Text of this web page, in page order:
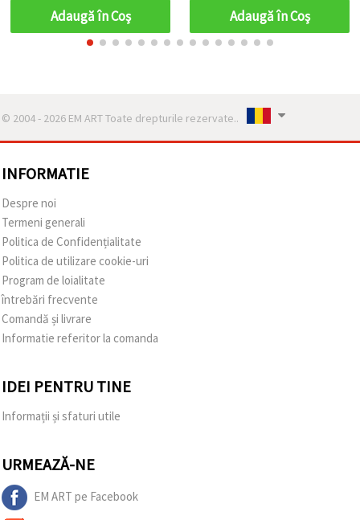
Adaugă în Coş
DIY
Adaugă în Coş
© 2004 - 2026 EM ART Toate drepturile rezervate..
INFORMATIE
Despre noi
Termeni generali
Politica de Confidențialitate
Politica de utilizare cookie-uri
Program de loialitate
întrebări frecvente
Comandă și livrare
Informatie referitor la comanda
IDEI PENTRU TINE
Informații și sfaturi utile
URMEAZĂ-NE
EM ART pe Facebook